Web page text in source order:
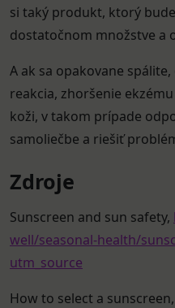
si taký produkt, ktorý
dostatočnom množstve a
A ak sa opakovane
reakcia, zhoršenie
koži, v takom prípade
samoliečbe a riešiť
Zdroje
Sunscreen and sun safety,
well/seasonal-health/
utm_source
How to select a sunscreen,